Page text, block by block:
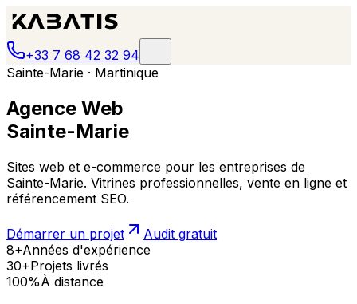
+33 7 68 42 32 94
Sainte-Marie · Martinique
Agence Web
Sainte-Marie
Sites web et e-commerce pour les entreprises de
Sainte-Marie. Vitrines professionnelles, vente en ligne et
référencement SEO.
Démarrer un projet
Audit gratuit
8+Années d'expérience
30+Projets livrés
100%À distance